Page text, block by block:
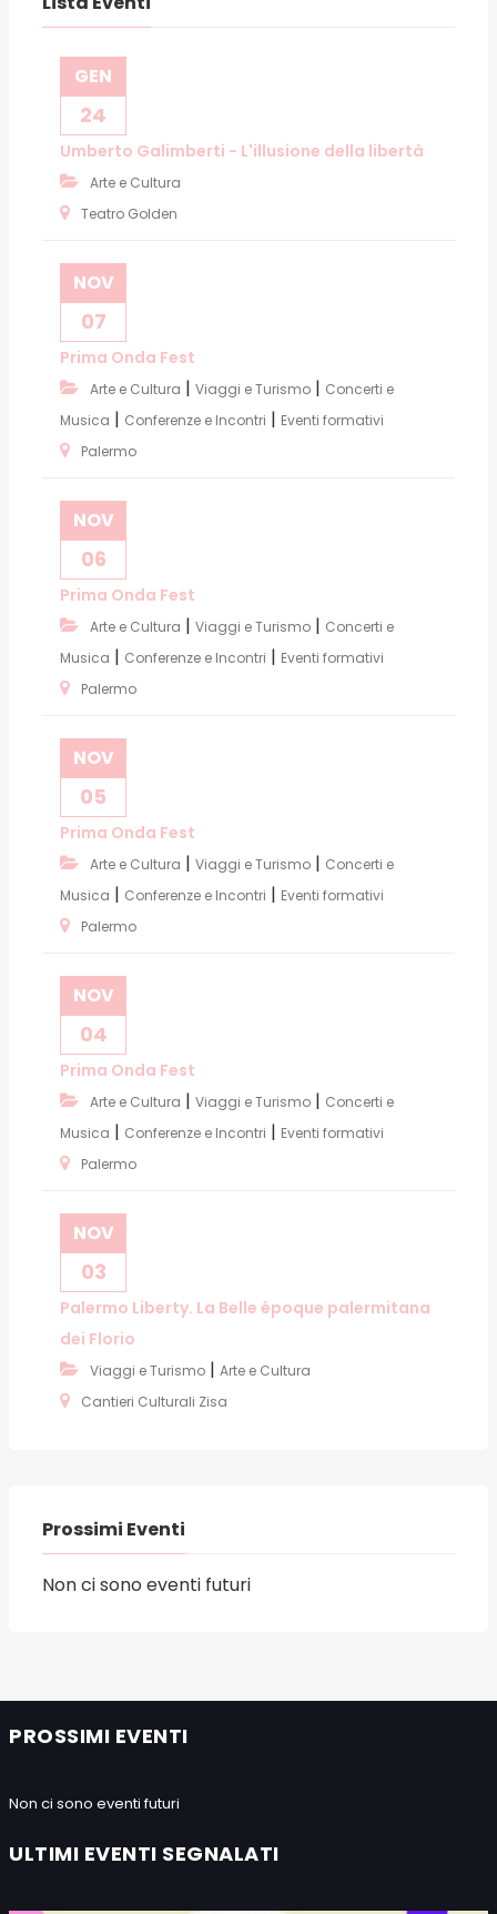
GEN
24
Umberto Galimberti - L'illusione della libertà
Arte e Cultura
Teatro Golden
NOV
07
Prima Onda Fest
Arte e Cultura | Viaggi e Turismo | Concerti e
Musica | Conferenze e Incontri | Eventi formativi
Palermo
NOV
06
Prima Onda Fest
Arte e Cultura | Viaggi e Turismo | Concerti e
Musica | Conferenze e Incontri | Eventi formativi
Palermo
NOV
05
Prima Onda Fest
Arte e Cultura | Viaggi e Turismo | Concerti e
Musica | Conferenze e Incontri | Eventi formativi
Palermo
NOV
04
Prima Onda Fest
Arte e Cultura | Viaggi e Turismo | Concerti e
Musica | Conferenze e Incontri | Eventi formativi
Palermo
NOV
03
Palermo Liberty. La Belle époque palermitana
dei Florio
Viaggi e Turismo | Arte e Cultura
Cantieri Culturali Zisa
Prossimi Eventi
Non ci sono eventi futuri
PROSSIMI EVENTI
Non ci sono eventi futuri
ULTIMI EVENTI SEGNALATI